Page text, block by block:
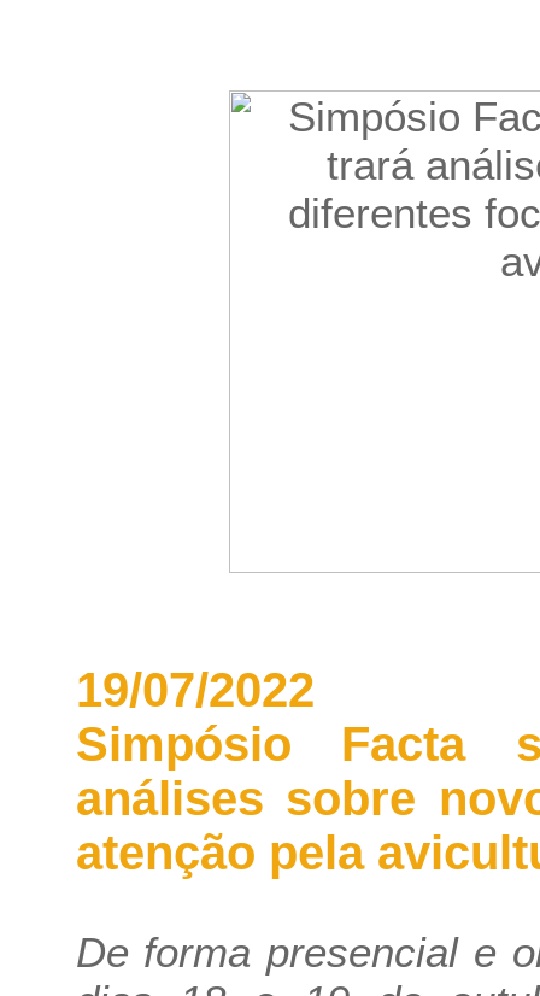
19/07/2022
Simpósio Facta
análises sobre
atenção pela
De forma presencial e